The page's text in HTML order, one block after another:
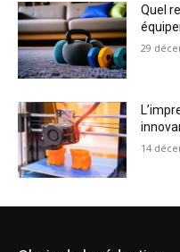
Quel
29
14